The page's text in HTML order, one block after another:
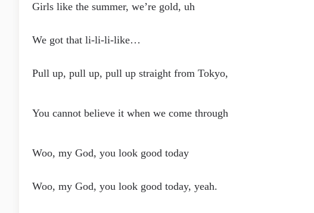
Girls like the summer, we’re gold, uh
We got that li-li-li-like…
Pull up, pull up, pull up straight from Tokyo,
You cannot believe it when we come through
Woo, my God, you look good today
Woo, my God, you look good today, yeah.